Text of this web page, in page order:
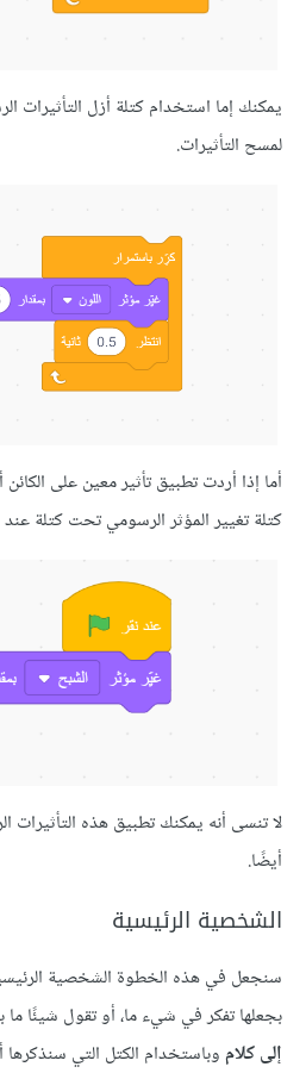
استخدام كتلة أزل التأثيرات الرسومية
أردت تطبيق تأثير معين على الكائن أثناء
المؤثر الرسومي تحت كتلة عند النقر على
أنه يمكنك تطبيق هذه التأثيرات الرسومية
الرئيسية
هذه الخطوة الشخصية الرئيسية تتفاعل
تفكر في شيء ما، أو تقول شيئًا ما
وباستخدام الكتل التي سنذكرها أدناه.